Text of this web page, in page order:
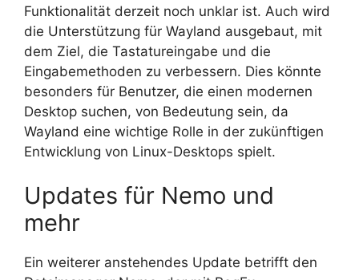
Funktionalität derzeit noch unklar ist. Auch wird
die Unterstützung für Wayland ausgebaut, mit
dem Ziel, die Tastatureingabe und die
Eingabemethoden zu verbessern. Dies könnte
besonders für Benutzer, die einen modernen
Desktop suchen, von Bedeutung sein, da
Wayland eine wichtige Rolle in der zukünftigen
Entwicklung von Linux-Desktops spielt.
Updates für Nemo und
mehr
Ein weiterer anstehendes Update betrifft den